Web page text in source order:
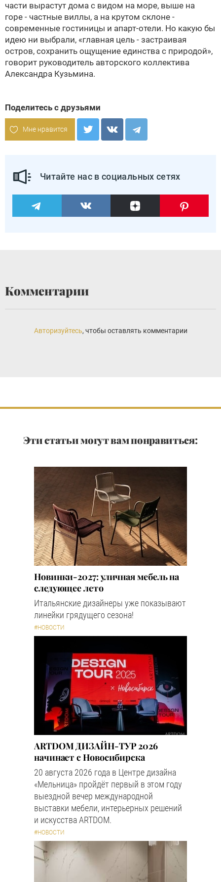
части вырастут дома с видом на море, выше на
горе - частные виллы, а на крутом склоне -
современные гостиницы и апарт-отели. Но какую бы
идею ни выбрали, «главная цель - застраивая
остров, сохранить ощущение единства с природой»,
говорит руководитель авторского коллектива
Александра Кузьмина.
Поделитесь с друзьями
Мне нравится
Читайте нас в социальных сетях
Комментарии
Авторизуйтесь, чтобы оставлять комментарии
Эти статьи могут вам понравиться:
Новинки-2027: уличная мебель на
следующее лето
Итальянские дизайнеры уже показывают
линейки грядущего сезона!
#НОВОСТИ
ARTDOM ДИЗАЙН-ТУР 2026
начинает с Новосибирска
20 августа 2026 года в Центре дизайна
«Мельница» пройдёт первый в этом году
выездной вечер международной
выставки мебели, интерьерных решений
и искусства ARTDOM.
#НОВОСТИ